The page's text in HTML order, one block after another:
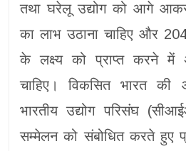
तथा घरेलू उद्योग को आगे आकर
का लाभ उठाना चाहिए और
के लक्ष्य को प्राप्त करने में
चाहिए। विकसित भारत की
भारतीय उद्योग परिसंघ
सम्मेलन को संबोधित करते हुए